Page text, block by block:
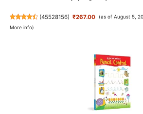
(45528156) ₹267.00
(as of August 5,
More info)